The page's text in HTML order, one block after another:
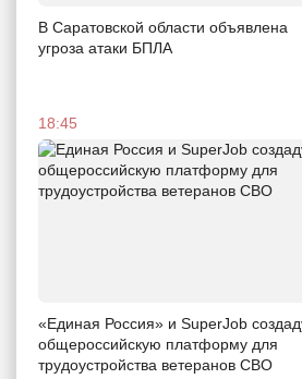
В Саратовской области объявлена
угроза атаки БПЛА
18:45
«Единая Россия» и SuperJob
общероссийскую платформу для
трудоустройства ветеранов СВО